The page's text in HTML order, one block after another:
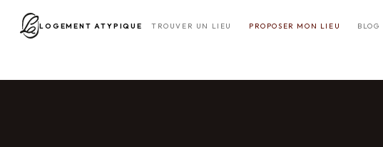
LOGEMENT ATYPIQUE TROUVER UN LIEU PROPOSER MON LIEU BLOG